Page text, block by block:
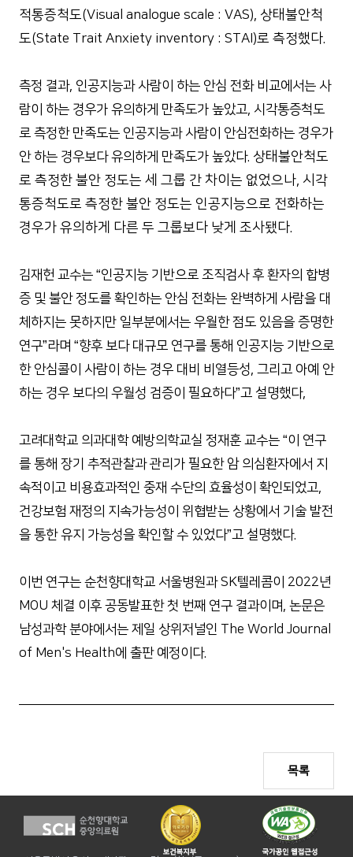
적통증척도(Visual analogue scale : VAS), 상태불안척
도(State Trait Anxiety inventory : STAI)로 측정했다.
측정 결과, 인공지능과 사람이 하는 안심 전화 비교에서는 사
람이 하는 경우가 유의하게 만족도가 높았고, 시각통증척도
로 측정한 만족도는 인공지능과 사람이 안심전화하는 경우가
안 하는 경우보다 유의하게 만족도가 높았다. 상태불안척도
로 측정한 불안 정도는 세 그룹 간 차이는 없었으나, 시각
통증척도로 측정한 불안 정도는 인공지능으로 전화하는
경우가 유의하게 다른 두 그룹보다 낮게 조사됐다.
김재헌 교수는 “인공지능 기반으로 조직검사 후 환자의 합병
증 및 불안 정도를 확인하는 안심 전화는 완벽하게 사람을 대
체하지는 못하지만 일부분에서는 우월한 점도 있음을 증명한
연구”라며 “향후 보다 대규모 연구를 통해 인공지능 기반으로
한 안심콜이 사람이 하는 경우 대비 비열등성, 그리고 아예 안
하는 경우 보다의 우월성 검증이 필요하다”고 설명했다,
고려대학교 의과대학 예방의학교실 정재훈 교수는 “이 연구
를 통해 장기 추적관찰과 관리가 필요한 암 의심환자에서 지
속적이고 비용효과적인 중재 수단의 효율성이 확인되었고,
건강보험 재정의 지속가능성이 위협받는 상황에서 기술 발전
을 통한 유지 가능성을 확인할 수 있었다”고 설명했다.
이번 연구는 순천향대학교 서울병원과 SK텔레콤이 2022년
MOU 체결 이후 공동발표한 첫 번째 연구 결과이며, 논문은
남성과학 분야에서는 제일 상위저널인 The World Journal
of Men's Health에 출판 예정이다.
목록